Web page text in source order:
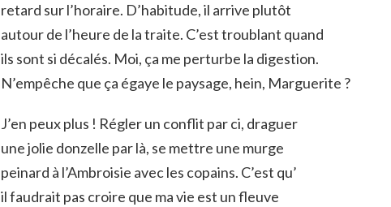
retard sur l’horaire. D’habitude, il arrive plutôt
autour de l’heure de la traite. C’est troublant quand
ils sont si décalés. Moi, ça me perturbe la digestion.
N’empêche que ça égaye le paysage, hein, Marguerite ?
J’en peux plus ! Régler un conflit par ci, draguer
une jolie donzelle par là, se mettre une murge
peinard à l’Ambroisie avec les copains. C’est qu’
il faudrait pas croire que ma vie est un fleuve